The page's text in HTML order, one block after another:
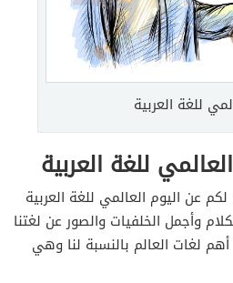
للغة العربية
للغة العربية
عن اليوم العالمي للغة العربية
وأجمل الخلفيات والصور عن لغتنا
أهم لغات العالم بالنسبة لنا وهي